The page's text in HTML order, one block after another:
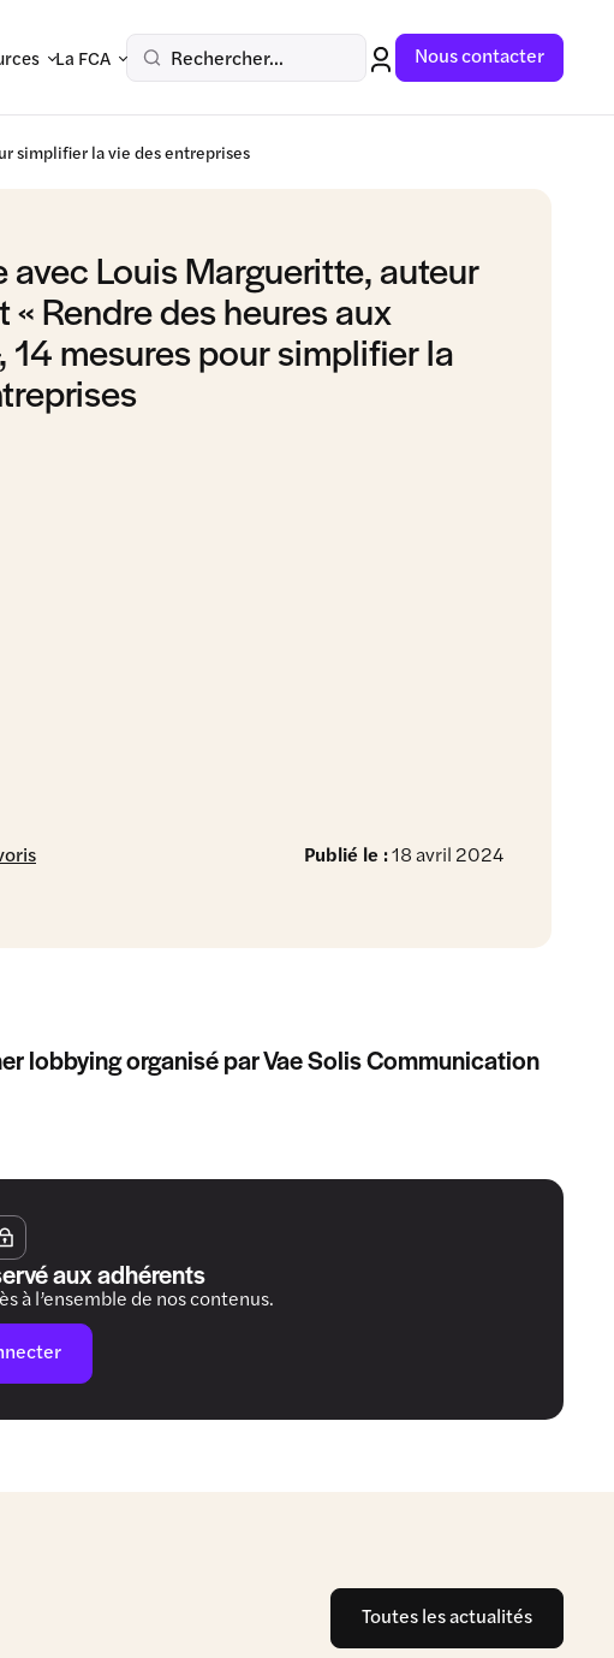
La FCA Rechercher... Nous contacter
simplifier la vie des entreprises
avec Louis Margueritte, auteur
Rendre des heures aux
14 mesures pour simplifier la
Publié le :18 avril 2024
lobbying organisé par Vae Solis Communication
aux adhérents
à l’ensemble de nos contenus.
Toutes les actualités